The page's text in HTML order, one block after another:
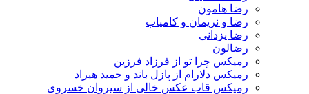
رضا هامون
رضا و نریمان و کامیاب
رضا یزدانی
رضالون
رمیکس چرا تو از فرزاد فرزین
رمیکس دلارام از پازل باند و حمید هیراد
رمیکس قاب عکس خالی از سیروان خسروی